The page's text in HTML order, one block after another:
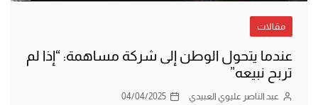
مقالات
عندما يتحول الوطن إلى شركة مساهمة: “إذا لم
تربح نبيعه”
عبد الناصر عليوي العبيدي 04/04/2025